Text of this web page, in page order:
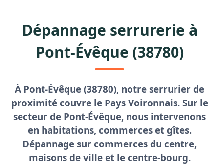
Dépannage serrurerie à
Pont-Évêque (38780)
À Pont-Évêque (38780), notre serrurier de
proximitécouvre le Pays Voironnais. Sur le
secteur de Pont-Évêque, nous intervenons
en habitations, commerces et gîtes.
Dépannage sur commerces du centre,
maisons de ville et le centre-bourg.